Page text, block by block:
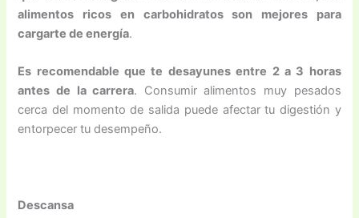
alimentos ricos en carbohidratos son mejores para
cargarte de energía.
Es recomendable que te desayunes entre 2 a 3 horas
antes de la carrera. Consumir alimentos muy pesados
cerca del momento de salida puede afectar tu digestión y
entorpecer tu desempeño.
Descansa